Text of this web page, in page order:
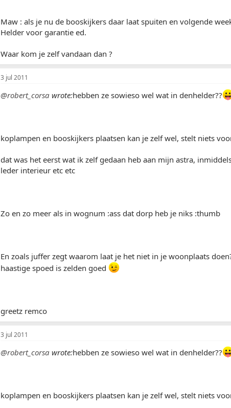
Maw : als je nu de booskijkers daar laat spuiten en volgende
Helder voor garantie ed.
Waar kom je zelf vandaan dan ?
3 jul 2011
@robert_corsa wrote:hebben ze sowieso wel wat in denhelder??
koplampen en booskijkers plaatsen kan je zelf wel, stelt niets
dat was het eerst wat ik zelf gedaan heb aan mijn astra,
leder interieur etc etc
Zo en zo meer als in wognum :ass dat dorp heb je niks :thumb
En zoals juffer zegt waarom laat je het niet in je woonplaats
haastige spoed is zelden goed
greetz remco
3 jul 2011
@robert_corsa wrote:hebben ze sowieso wel wat in denhelder??
koplampen en booskijkers plaatsen kan je zelf wel, stelt niets